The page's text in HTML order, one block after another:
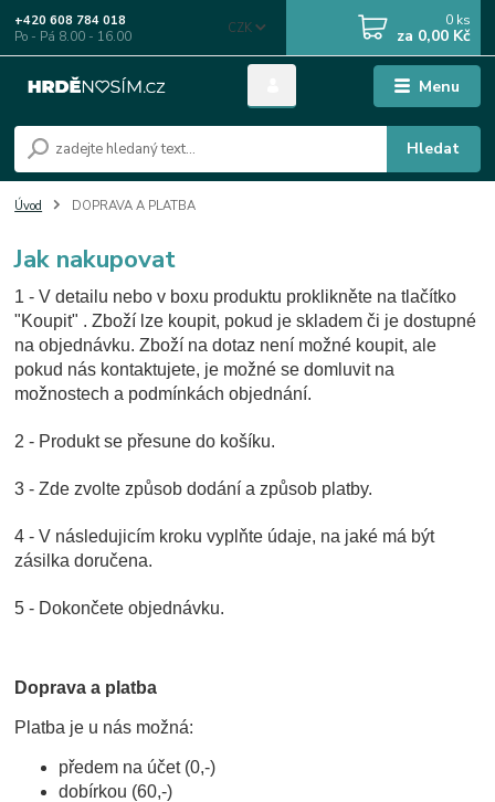
Menu
CZK
Hledat
+420 608 784 018
Po - Pá 8.00 - 16.00
0 ks
za 0,00 Kč
Úvod DOPRAVA A PLATBA
Jak nakupovat
1 - V detailu nebo v boxu produktu proklikněte na tlačítko
"Koupit" . Zboží lze koupit, pokud je skladem či je dostupné
na objednávku. Zboží na dotaz není možné koupit, ale
pokud nás kontaktujete, je možné se domluvit na
možnostech a podmínkách objednání.
2 - Produkt se přesune do košíku.
3 - Zde zvolte způsob dodání a způsob platby.
4 - V následujicím kroku vyplňte údaje, na jaké má být
zásilka doručena.
5 - Dokončete objednávku.
Doprava a platba
Platba je u nás možná:
předem na účet (0,-)
dobírkou (60,-)